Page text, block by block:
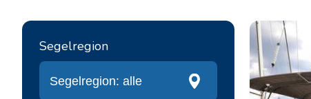
Segelregion